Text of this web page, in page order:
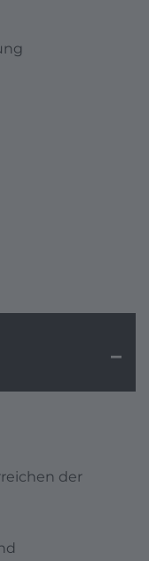
der